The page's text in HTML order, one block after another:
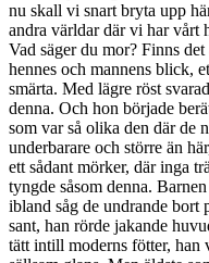
nu skall vi snart bryta upp
andra världar där vi har vårt
Vad säger du mor? Finns
hennes och mannens blick,
smärta. Med lägre röst
denna. Och hon började
som var så olika den där de
underbarare och större än
ett sådant mörker, där inga
tyngde såsom denna.
ibland såg de undrande bort
sant, han rörde jakande
tätt intill moderns fötter, han